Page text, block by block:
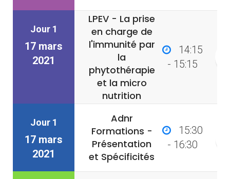
Jour 1
17 mars
2021
LPEV - La prise
en charge de
l'immunité par
la
phytothérapie
et la micro
nutrition
14:15
- 15:15
Jour 1
17 mars
2021
Adnr
Formations -
Présentation
et Spécificités
15:30
- 16:30